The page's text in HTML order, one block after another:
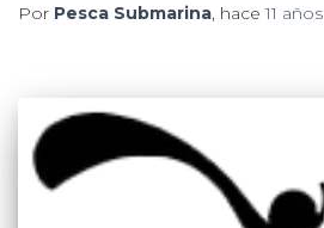
Por Pesca Submarina, hace11 años